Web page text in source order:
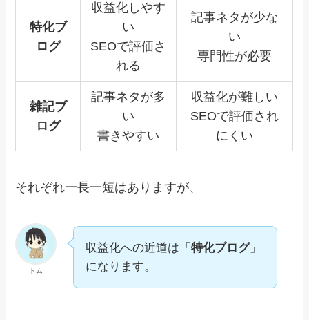
特化ブ
ログ
収益化しやす
い
SEOで評価さ
れる
記事ネタが少な
い
専門性が必要
雑記ブ
ログ
記事ネタが多
い
書きやすい
収益化が難しい
SEOで評価され
にくい
それぞれ一長一短はありますが、
トム
収益化への近道は「特化ブログ」
になります。